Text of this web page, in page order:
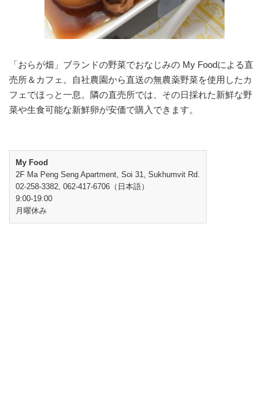
「おらが畑」ブランドの野菜でおなじみの My Foodによる直
売所＆カフェ。自社農園から直送の無農薬野菜を使用したカ
フェでほっと一息。隣の直売所では、その日採れた新鮮な野
菜や生食可能な新鮮卵が安価で購入できます。
My Food
2F Ma Peng Seng Apartment, Soi 31, Sukhumvit Rd.
02-258-3382, 062-417-6706（日本語）
9:00-19:00
月曜休み